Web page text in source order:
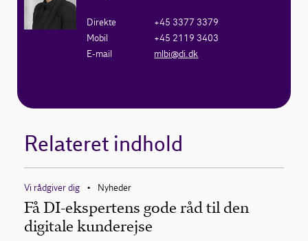
Direkte
+45 3377 3379
Mobil
+45 2119 3403
E-mail
mlbi@di.dk
Relateret indhold
Vi rådgiver dig • Nyheder
Få DI-ekspertens gode råd til den
digitale kunderejse